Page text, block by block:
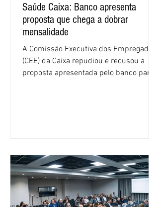
Saúde Caixa: Banco apresenta
proposta que chega a dobrar
mensalidade
A Comissão Executiva dos Empregados
(CEE) da Caixa repudiou e recusou a
proposta apresentada pelo banco para o
negociações das empregadas e dos
empregados exigiram que a Caixa refaça
os cálculos e apresente uma nova
proposta. O entendimento é que a
proposta